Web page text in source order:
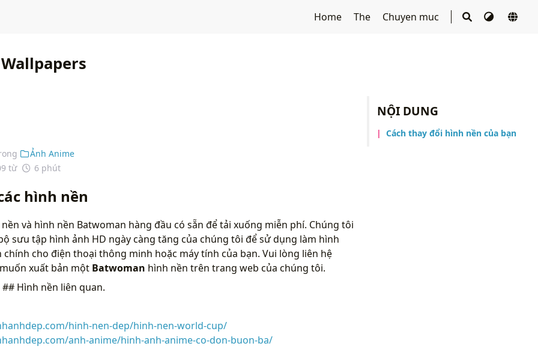
Home The Chuyen muc
NỘI DUNG
Cách thay đổi hình nền của bạn
Ảnh Anime
từ
6 phút
hình nền
và hình nền Batwoman hàng đầu có sẵn để tải xuống miễn phí. Chúng tôi
sưu tập hình ảnh HD ngày càng tăng của chúng tôi để sử dụng làm hình
cho điện thoại thông minh hoặc máy tính của bạn. Vui lòng liên hệ
xuất bản một Batwoman hình nền trên trang web của chúng tôi.
## Hình nền liên quan.
hinh-nen-dep/hinh-nen-world-cup/
anh-anime/hinh-anh-anime-co-don-buon-ba/